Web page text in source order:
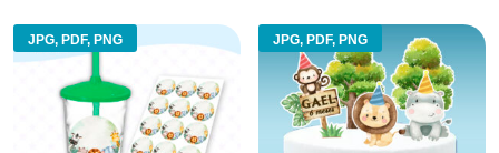
JPG, PDF, PNG JPG, PDF, PNG